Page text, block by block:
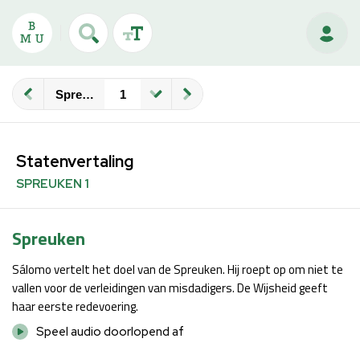
Spreuken
Statenvertaling
SPREUKEN 1
Spreuken
Sálomo vertelt het doel van de Spreuken. Hij roept op om niet te
vallen voor de verleidingen van misdadigers. De Wijsheid geeft
haar eerste redevoering.
Speel audio doorlopend af